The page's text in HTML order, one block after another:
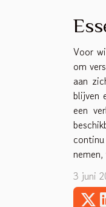
Voor
om
aan
blijven
een
3 juni